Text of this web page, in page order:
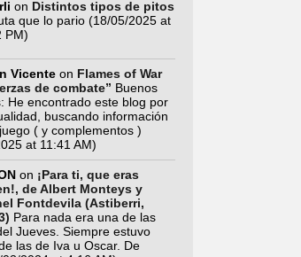
on Distintos tipos de pitos
que lo pario (18/05/2025 at
PM)
Vicente on Flames of War
de combate” Buenos
He encontrado este blog por
buscando información
( y complementos )
at 11:41 AM)
on ¡Para ti, que eras
de Albert Monteys y
Fontdevila (Astiberri,
Para nada era una de las
Jueves. Siempre estuvo
las de Iva u Oscar. De